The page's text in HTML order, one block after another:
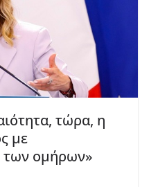
τώρα, η
με
ομήρων»